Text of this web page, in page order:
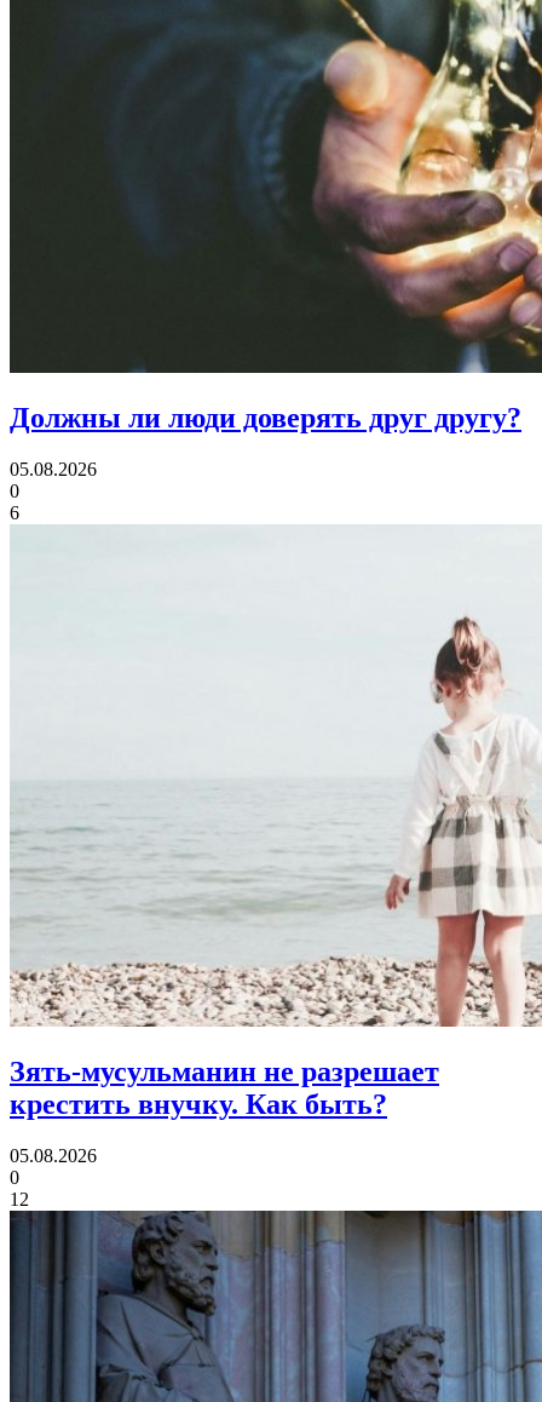
Должны ли люди доверять друг другу?
05.08.2026
0
6
Зять-мусульманин не разрешает
крестить внучку. Как быть?
05.08.2026
0
12